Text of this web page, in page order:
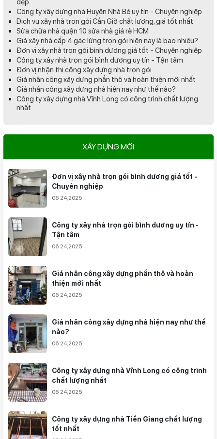
đẹp
Công ty xây dựng nhà Huyện Nhà Bè uy tín - Chuyên nghiệp
Dịch vụ xây nhà trọn gói Cần Giờ chất lượng, giá tốt nhất
Sửa chữa nhà quận 10 sửa nhà giá rẻ HCM
Giá xây nhà cấp 4 gác lửng trọn gói hiện nay là bao nhiêu?
Đơn vị xây nhà trọn gói bình dương giá tốt - Chuyên nghiệp
Công ty xây nhà trọn gói bình dương uy tín - Tận tâm
Đơn vị nhận thi công xây dựng nhà trọn gói
Giá nhân công xây dựng phần thô và hoàn thiện mới nhất
Giá nhân công xây dựng nhà hiện nay như thế nào?
Công ty xây dựng nhà Vĩnh Long có công trình chất lượng
nhất
XÂY DỰNG MỚI
Đơn vị xây nhà trọn gói bình dương giá tốt -
Chuyên nghiệp
06 24,2025
Công ty xây nhà trọn gói bình dương uy tín -
Tận tâm
06 24,2025
Giá nhân công xây dựng phần thô và hoàn
thiện mới nhất
06 24,2025
Giá nhân công xây dựng nhà hiện nay như thế
nào?
06 24,2025
Công ty xây dựng nhà Vĩnh Long có công trình
chất lượng nhất
06 24,2025
Công ty xây dựng nhà Tiền Giang chất lượng
tốt nhất